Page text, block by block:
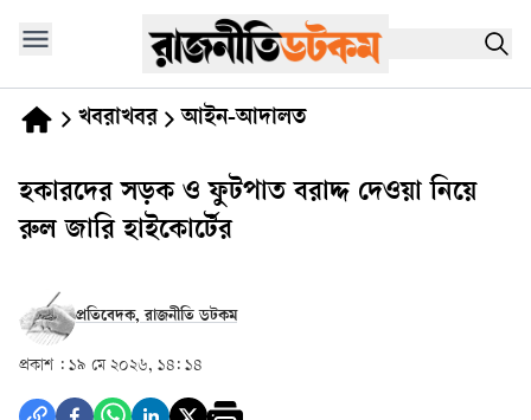
খবরাখবর আইন-আদালত
হকারদের সড়ক ও ফুটপাত বরাদ্দ দেওয়া নিয়ে
রুল জারি হাইকোর্টের
প্রতিবেদক, রাজনীতি ডটকম
প্রকাশ : ১৯ মে ২০২৬, ১৪: ১৪